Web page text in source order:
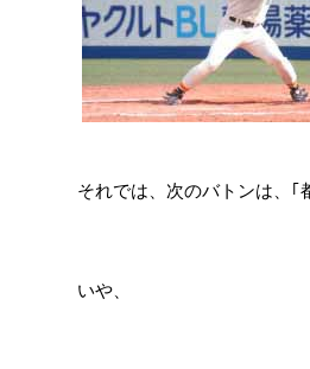
それでは、次のバトンは、｢
いや、